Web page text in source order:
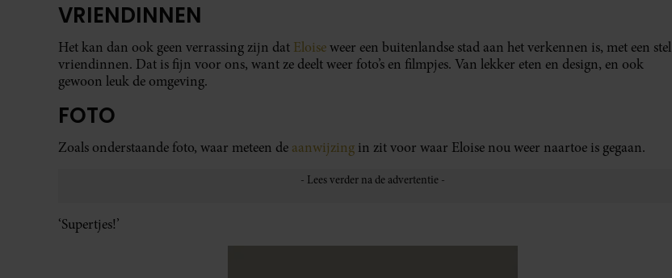
VRIENDINNEN
Het kan dan ook geen verrassing zijn dat Eloiseweer een buitenlandse stad aan het verkennen is, met een stel
vriendinnen. Dat is fijn voor ons, want ze deelt weer foto’s en filmpjes. Van lekker eten en design, en ook
gewoon leuk de omgeving.
FOTO
Zoals onderstaande foto, waar meteen de aanwijzing in zit voor waar Eloise nou weer naartoe is gegaan.
‘Supertjes!’